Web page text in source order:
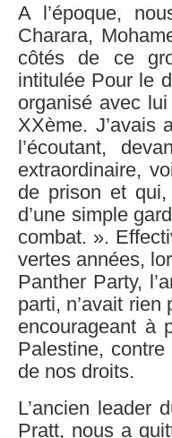
A l’époque,
Charara,
côtés de ce
intitulée Pour le
organisé avec
XXème. J’avais
l’écoutant,
extraordinaire,
de prison et qui,
d’une simple
combat. ».
vertes années,
Panther Party,
parti, n’avait
encourageant à
Palestine,
de nos droits.
L’ancien leader
Pratt, nous a